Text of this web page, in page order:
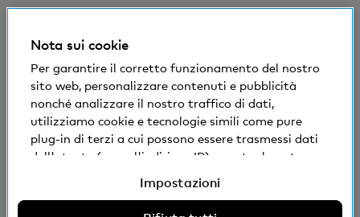
© Banca Cler
Condizioni e avvisi giuridici
Nota sui cookie
Per garantire il corretto funzionamento del nostro
sito web, personalizzare contenuti e pubblicità
nonché analizzare il nostro traffico di dati,
utilizziamo cookie e tecnologie simili come pure
plug-in di terzi a cui possono essere trasmessi dati
dell'utente (come l'indirizzo IP), eventualmente
modificare le impostazioni per l'uso di cookie e
Impostazioni